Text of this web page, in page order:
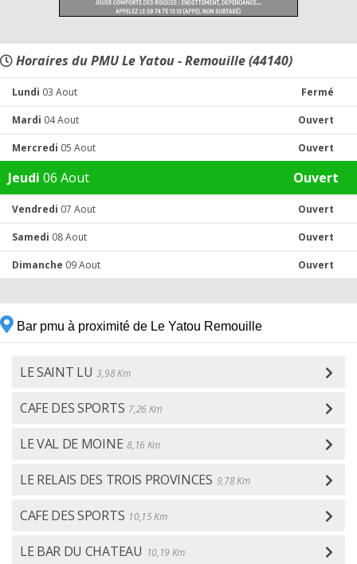
Horaires du PMU Le Yatou - Remouille (44140)
Lundi 03 Aout Fermé
Mardi 04 Aout Ouvert
Mercredi 05 Aout Ouvert
Jeudi 06 Aout Ouvert
Vendredi 07 Aout Ouvert
Samedi 08 Aout Ouvert
Dimanche 09 Aout Ouvert
Bar pmu à proximité de Le Yatou Remouille
LE SAINT LU 3,98 Km
CAFE DES SPORTS 7,26 Km
LE VAL DE MOINE 8,16 Km
LE RELAIS DES TROIS PROVINCES 9,78 Km
CAFE DES SPORTS 10,15 Km
LE BAR DU CHATEAU 10,19 Km